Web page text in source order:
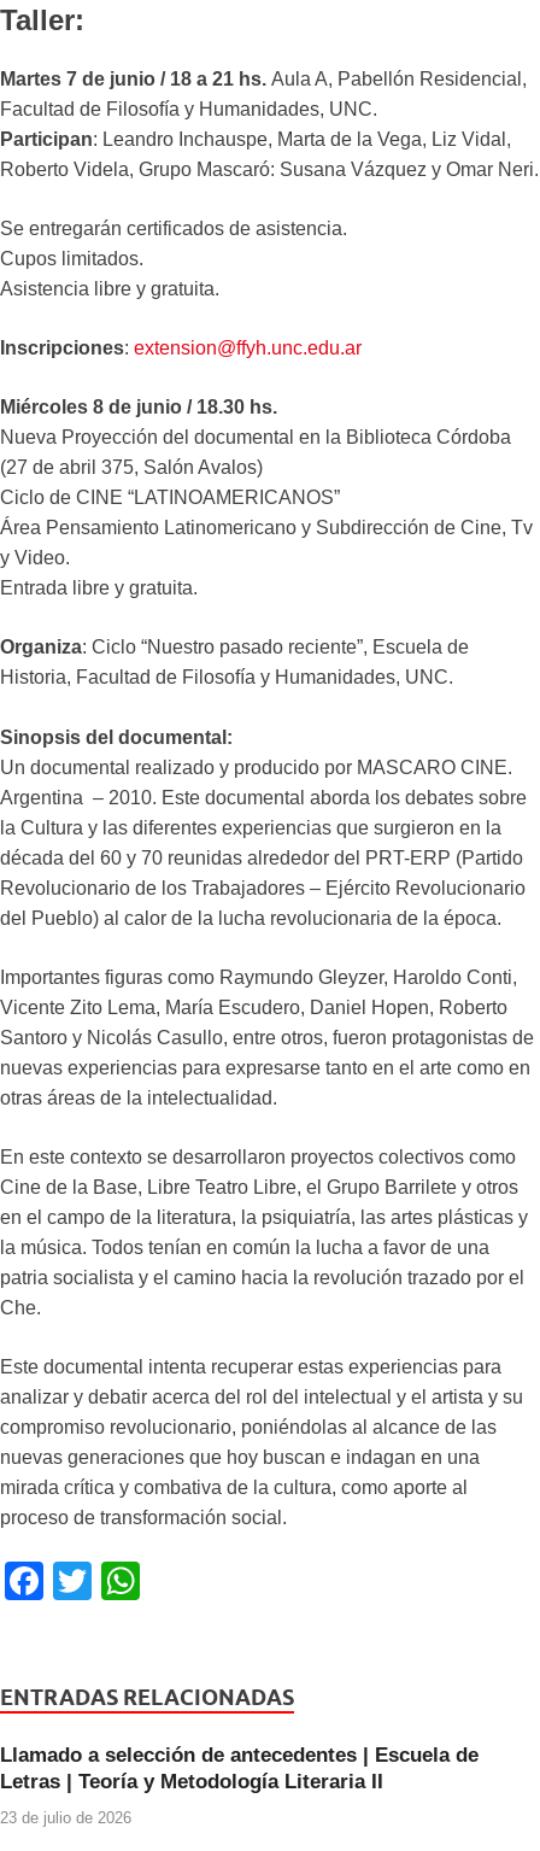
Taller:
Martes 7 de junio / 18 a 21 hs. Aula A, Pabellón Residencial,
Facultad de Filosofía y Humanidades, UNC.
Participan: Leandro Inchauspe, Marta de la Vega, Liz Vidal,
Roberto Videla, Grupo Mascaró: Susana Vázquez y Omar Neri.
Se entregarán certificados de asistencia.
Cupos limitados.
Asistencia libre y gratuita.
Inscripciones: extension@ffyh.unc.edu.ar
Miércoles 8 de junio / 18.30 hs.
Nueva Proyección del documental en la Biblioteca Córdoba
(27 de abril 375, Salón Avalos)
Ciclo de CINE “LATINOAMERICANOS”
Área Pensamiento Latinomericano y Subdirección de Cine, Tv
y Video.
Entrada libre y gratuita.
Organiza: Ciclo “Nuestro pasado reciente”, Escuela de
Historia, Facultad de Filosofía y Humanidades, UNC.
Sinopsis del documental:
Un documental realizado y producido por MASCARO CINE.
Argentina – 2010. Este documental aborda los debates sobre
la Cultura y las diferentes experiencias que surgieron en la
década del 60 y 70 reunidas alrededor del PRT-ERP (Partido
Revolucionario de los Trabajadores – Ejército Revolucionario
del Pueblo) al calor de la lucha revolucionaria de la época.
Importantes figuras como Raymundo Gleyzer, Haroldo Conti,
Vicente Zito Lema, María Escudero, Daniel Hopen, Roberto
Santoro y Nicolás Casullo, entre otros, fueron protagonistas de
nuevas experiencias para expresarse tanto en el arte como en
otras áreas de la intelectualidad.
En este contexto se desarrollaron proyectos colectivos como
Cine de la Base, Libre Teatro Libre, el Grupo Barrilete y otros
en el campo de la literatura, la psiquiatría, las artes plásticas y
la música. Todos tenían en común la lucha a favor de una
patria socialista y el camino hacia la revolución trazado por el
Che.
Este documental intenta recuperar estas experiencias para
analizar y debatir acerca del rol del intelectual y el artista y su
compromiso revolucionario, poniéndolas al alcance de las
nuevas generaciones que hoy buscan e indagan en una
mirada crítica y combativa de la cultura, como aporte al
proceso de transformación social.
F
e
o
o
T
er s
p
ENTRADAS RELACIONADAS
Llamado a selección de antecedentes | Escuela de
Letras | Teoría y Metodología Literaria II
23 de julio de 2026